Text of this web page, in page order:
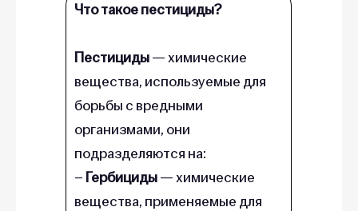
Что такое пестициды?
Пестициды— химические
вещества, используемые для
борьбы с вредными
организмами, они
подразделяются на:
– Гербициды— химические
вещества, применяемые для